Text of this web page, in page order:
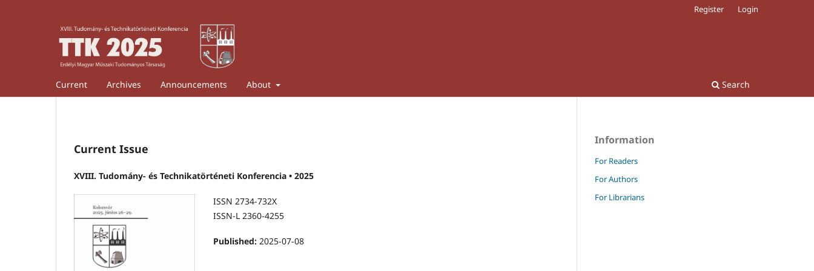
Current Archives Announcements About Search
Register Login
Current Issue
XVIII. Tudomány- és Technikatörténeti Konferencia • 2025
ISSN 2734-732X
ISSN-L 2360-4255
Published: 2025-07-08
Information
For Readers
For Authors
For Librarians